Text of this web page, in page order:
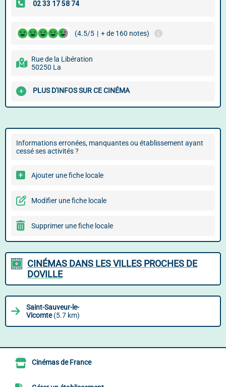
(4.5/5 | + de 160 notes)
Rue de la Libération
50250 La
PLUS D'INFOS SUR CE CINÉMA
Informations erronées, manquantes ou établissement ayant
cessé ses activités ?
Ajouter une fiche locale
Modifier une fiche locale
Supprimer une fiche locale
CINÉMAS DANS LES VILLES PROCHES DE
DOVILLE
Saint-Sauveur-le-
Vicomte(5.7 km)
Cinémas de France